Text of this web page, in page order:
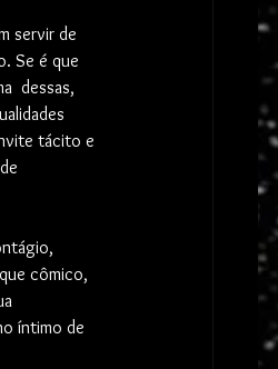
servir de
Se é que
dessas,
tácito e
cômico,
íntimo de